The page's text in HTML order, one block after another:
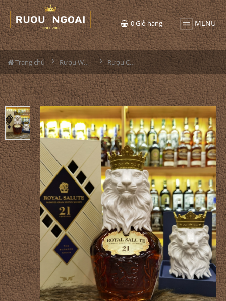
MENU
0Giỏ hàng
Trang chủ Rượu Whisky Rượu Chivas 21YO The Blended Grain Lion (Sư Tử)